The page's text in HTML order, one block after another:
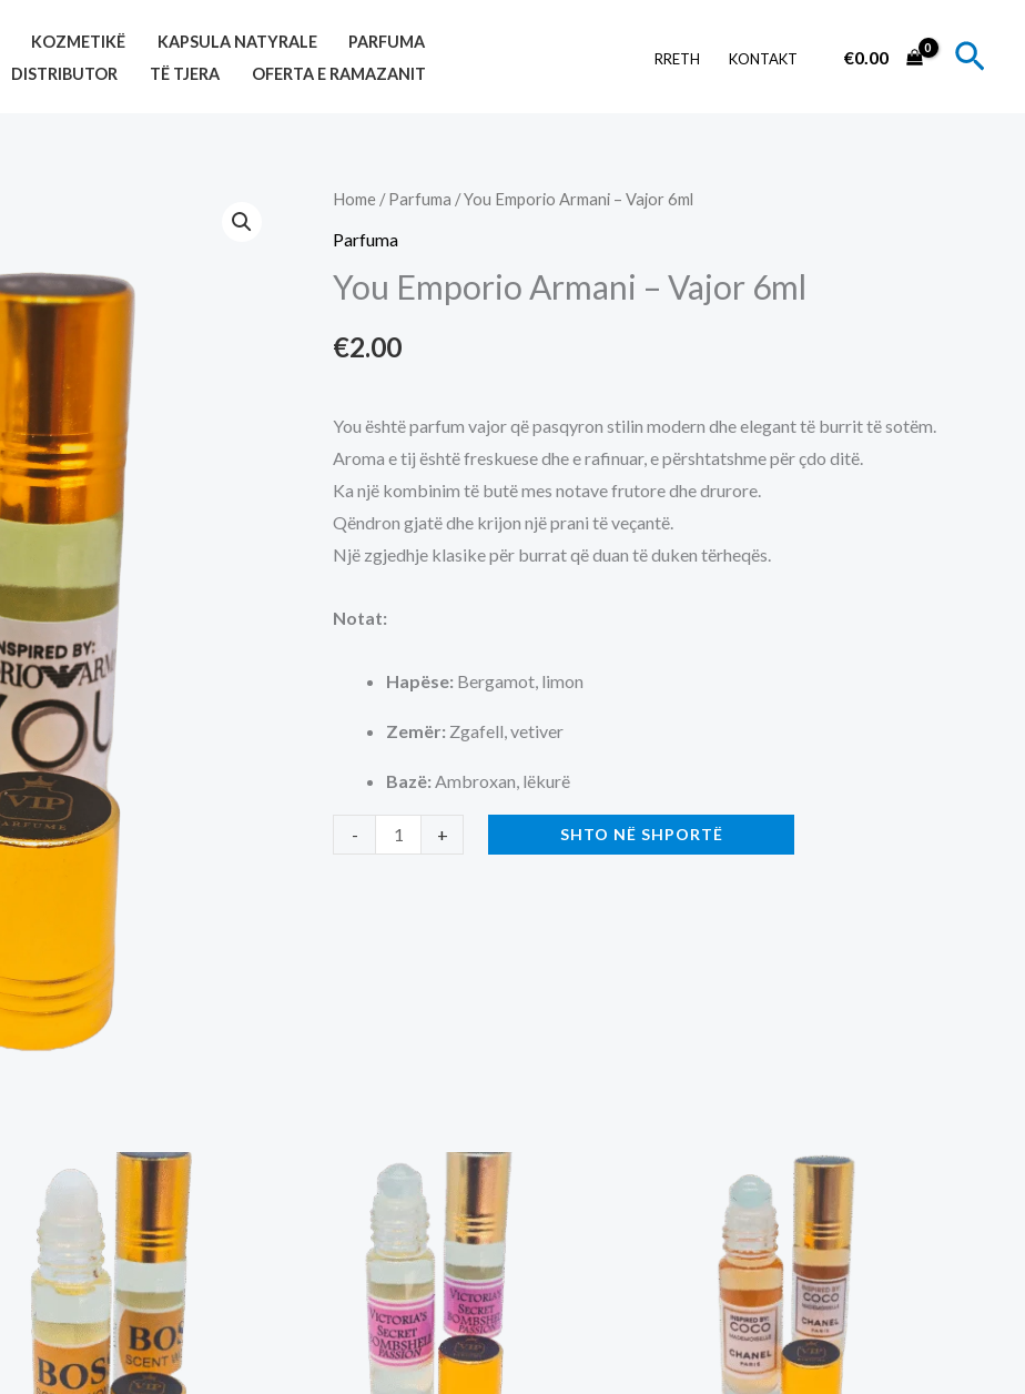
KOZMETIKË KAPSULA NATYRALE
PARFUMA
DISTRIBUTOR TË TJERA OFERTA E RAMAZANIT
RRETH KONTAKT €0.00
Home /Parfuma / You Emporio Armani – Vajor 6ml
Parfuma
You Emporio Armani – Vajor 6ml
€2.00
You është parfum vajor që pasqyron stilin modern dhe elegant të burrit të sotëm.
Aroma e tij është freskuese dhe e rafinuar, e përshtatshme për çdo ditë.
Ka një kombinim të butë mes notave frutore dhe drurore.
Qëndron gjatë dhe krijon një prani të veçantë.
Një zgjedhje klasike për burrat që duan të duken tërheqës.
Notat:
Hapëse: Bergamot, limon
Zemër: Zgafell, vetiver
Bazë: Ambroxan, lëkurë
- + SHTO NË SHPORTË